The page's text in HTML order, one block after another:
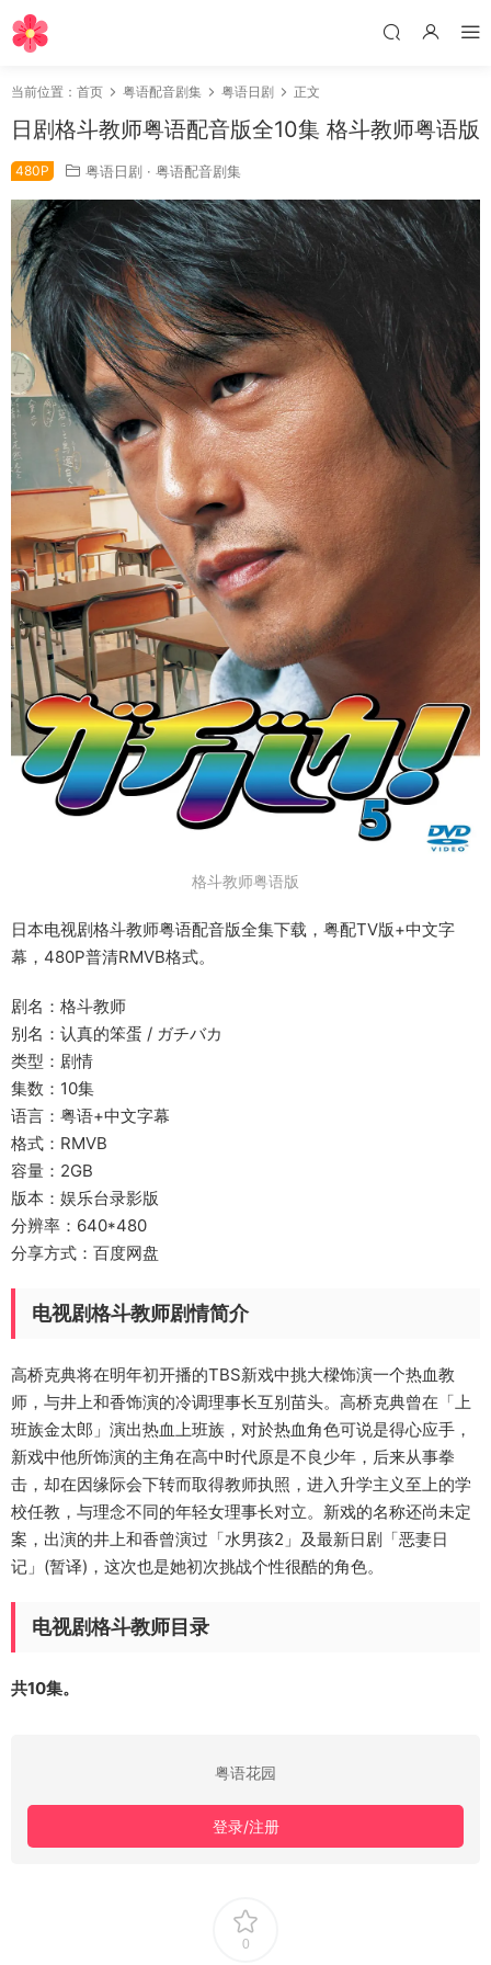
当前位置： 首页 粤语配音剧集 粤语日剧 正文
日剧格斗教师粤语配音版全10集 格斗教师粤语版
480P 粤语日剧 · 粤语配音剧集
格斗教师粤语版
日本电视剧格斗教师粤语配音版全集下载，粤配TV版+中文字
幕，480P普清RMVB格式。
剧名：格斗教师
别名：认真的笨蛋 / ガチバカ
类型：剧情
集数：10集
语言：粤语+中文字幕
格式：RMVB
容量：2GB
版本：娱乐台录影版
分辨率：640*480
分享方式：百度网盘
电视剧格斗教师剧情简介
高桥克典将在明年初开播的TBS新戏中挑大樑饰演一个热血教
师，与井上和香饰演的冷调理事长互别苗头。高桥克典曾在「上
班族金太郎」演出热血上班族，对於热血角色可说是得心应手，
新戏中他所饰演的主角在高中时代原是不良少年，后来从事拳
击，却在因缘际会下转而取得教师执照，进入升学主义至上的学
校任教，与理念不同的年轻女理事长对立。新戏的名称还尚未定
案，出演的井上和香曾演过「水男孩2」及最新日剧「恶妻日
记」(暂译)，这次也是她初次挑战个性很酷的角色。
电视剧格斗教师目录
共10集。
粤语花园
登录/注册
0